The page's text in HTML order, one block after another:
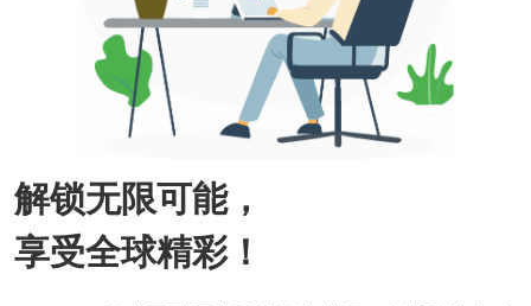
解锁无限可能，
享受全球精彩！